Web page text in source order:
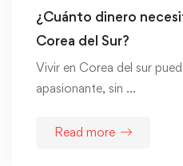
¿Cuánto dinero
Corea del Sur?
Vivir en Corea del sur
apasionante, sin …
Read more